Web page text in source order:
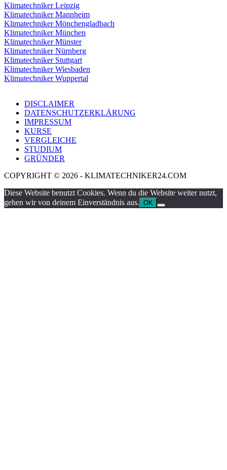
Klimatechniker Leipzig
Klimatechniker Mannheim
Klimatechniker Mönchengladbach
Klimatechniker München
Klimatechniker Münster
Klimatechniker Nürnberg
Klimatechniker Stuttgart
Klimatechniker Wiesbaden
Klimatechniker Wuppertal
DISCLAIMER
DATENSCHUTZERKLÄRUNG
IMPRESSUM
KURSE
VERGLEICHE
STUDIUM
GRÜNDER
COPYRIGHT © 2026 - KLIMATECHNIKER24.COM
Diese Website benutzt Cookies. Wenn du die Website weiter nutzt,
gehen wir von deinem Einverständnis aus. OK